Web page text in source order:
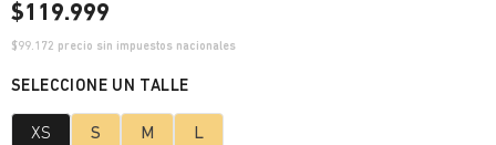
$119.999
$99.172 precio sin impuestos nacionales
XS S M L